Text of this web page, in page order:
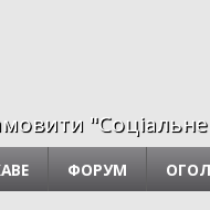
"Соціальне таксі"
ФОРУМ